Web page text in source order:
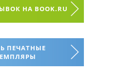
НА BOOK.RU
ПЕЧАТНЫЕ